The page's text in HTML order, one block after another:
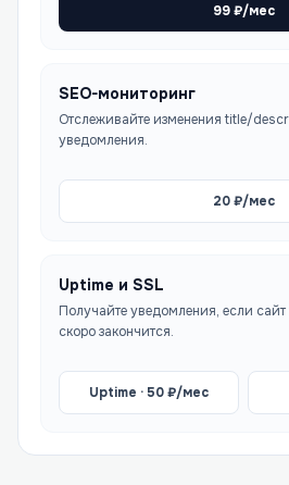
99₽/мес
SEO-мониторинг
Отслеживайте изменения title/
уведомления.
20₽/мес
Uptime и SSL
Получайте уведомления, если
скоро закончится.
Uptime ·50₽/мес